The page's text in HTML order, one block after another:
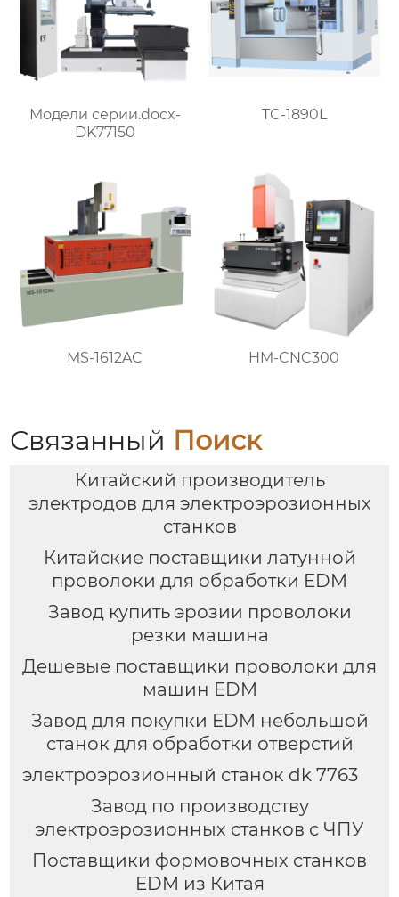
Модели серии.docx-
DK77150
TC-1890L
MS-1612AC HM-CNC300
Связанный Поиск
Китайский производитель
электродов для электроэрозионных
станков
Китайские поставщики латунной
проволоки для обработки EDM
Завод купить эрозии проволоки
резки машина
Дешевые поставщики проволоки для
машин EDM
Завод для покупки EDM небольшой
станок для обработки отверстий
электроэрозионный станок dk 7763
Завод по производству
электроэрозионных станков с ЧПУ
Поставщики формовочных станков
EDM из Китая